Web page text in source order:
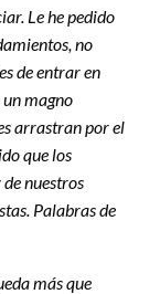
Le he pedido
no
de entrar en
magno
arrastran por el
que los
nuestros
Palabras de
más que